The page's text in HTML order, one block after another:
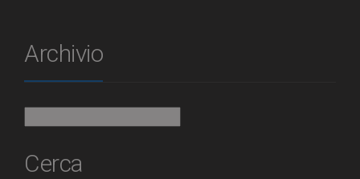
Archivio
Cerca